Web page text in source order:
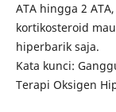
ATA hingga 2
kortikosteroid
hiperbarik saja.
Kata kunci:
Terapi Oksigen